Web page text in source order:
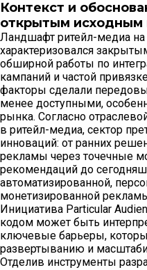
Контекст и
открытым исходным
Ландшафт ритейл-медиа
характеризовался
обширной работы по
кампаний и частой
факторы сделали
менее доступными,
рынка. Согласно
в ритейл-медиа, сектор
инноваций: от ранних
рекламы через точечные
рекомендаций до
автоматизированной,
монетизированной
Инициатива Particular
кодом может быть
ключевые барьеры,
развертыванию и
Отделив инструменты